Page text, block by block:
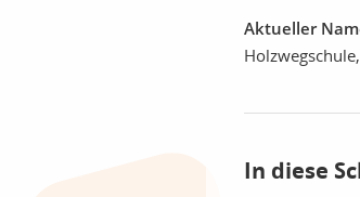
Aktueller
In diese